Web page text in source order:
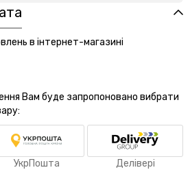
в інтернет-магазині
Вам буде запропоновано вибрати
УкрПошта Делівері